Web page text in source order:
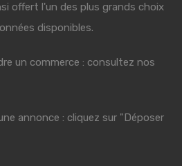
offert l'un des plus grands choix
disponibles.
un commerce : consultez nos
annonce : cliquez sur "Déposer